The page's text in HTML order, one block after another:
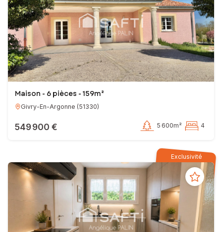
Maison - 6 pièces - 159m²
Givry-En-Argonne (51330)
549 900 € 5 600m² 4
Exclusivité